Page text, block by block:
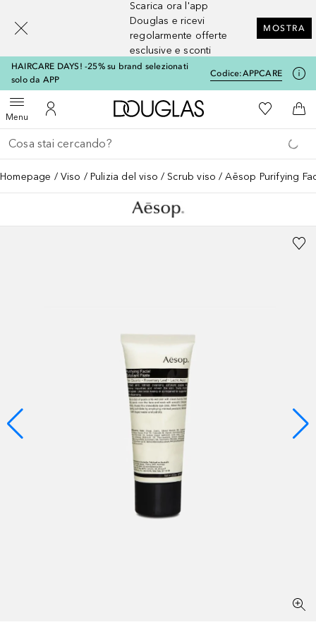
Scarica ora l'app
Douglas e ricevi
regolarmente offerte
esclusive e sconti
MOSTRA
HAIRCARE DAYS! -25% su brand selezionati
solo da APP
Codice:APPCARE
MenuApri menuAl Mio Account
A Douglas HomeAlla Mia
Al
Torna indietro
Esegui ricerca
Homepage Viso Pulizia del viso Scrub viso Aēsop Purifying
[navigation.slideout.screenreader]